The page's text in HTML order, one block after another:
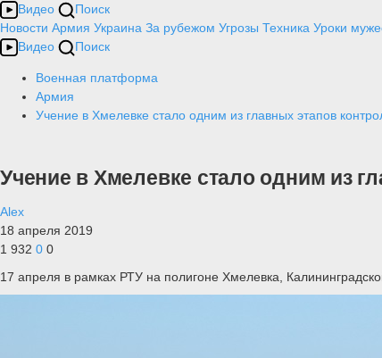
Видео
Поиск
Новости Армия Украина За рубежом Угрозы Техника Уроки
Видео
Поиск
Военная платформа
Армия
Учение в Хмелевке стало одним из главных этапов
Учение в Хмелевке стало одним из
Alex
18 апреля 2019
1 932 0 0
17 апреля в рамках РТУ на полигоне Хмелевка,